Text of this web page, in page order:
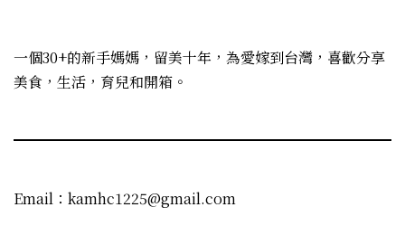
一個30+的新手媽媽，留美十年，為愛嫁到台灣，喜歡分享
美食，生活，育兒和開箱。
Email：kamhc1225@gmail.com